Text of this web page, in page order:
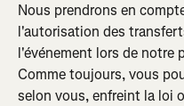
Nous prendrons en
l'autorisation des
l'événement lors de notre
Comme toujours, vous
selon vous, enfreint la loi